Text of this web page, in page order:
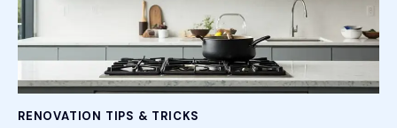
RENOVATION TIPS & TRICKS